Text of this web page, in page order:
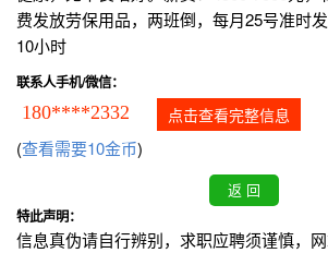
费发放劳保用品，两班倒，每月25号准时
10小时
联系人手机/微信：
180****2332 点击查看完整信息
(查看需要10金币)
特此声明：
信息真伪请自行辨别，求职应聘须谨慎，